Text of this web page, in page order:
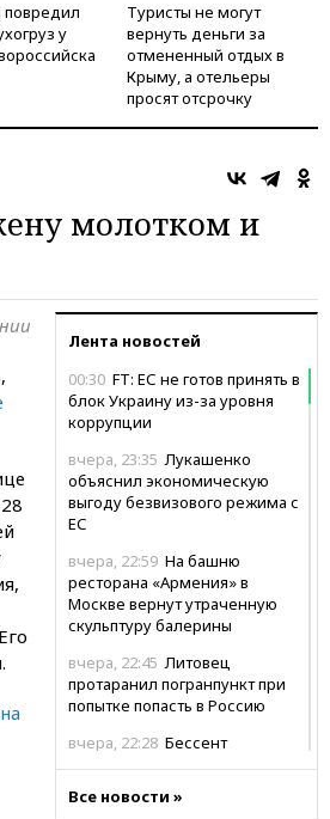
у
Туристы не могут
вернуть деньги за
отмененный отдых в
Крыму, а отельеры
просят отсрочку
молотком и
Лента новостей
00:30 FT: ЕС не готов принять в
блок Украину из-за уровня
коррупции
вчера, 23:35 Лукашенко
объяснил экономическую
выгоду безвизового режима с
ЕС
вчера, 22:59 На башню
ресторана «Армения» в
Москве вернут утраченную
скульптуру балерины
вчера, 22:45 Литовец
протаранил погранпункт при
попытке попасть в Россию
вчера, 22:28 Бессент
огня США и Ирана
Все новости »